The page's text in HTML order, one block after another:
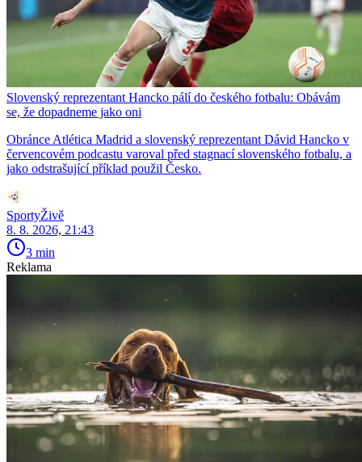
Slovenský reprezentant Hancko pálí do českého fotbalu: Obávám
se, že dopadneme jako oni
Obránce Atlética Madrid a slovenský reprezentant Dávid Hancko v
červencovém podcastu varoval před stagnací slovenského fotbalu, a
jako odstrašující příklad použil Česko.
SportyŽivě
8. 8. 2026, 21:43
3 min
Reklama